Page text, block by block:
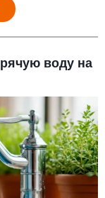
воду на